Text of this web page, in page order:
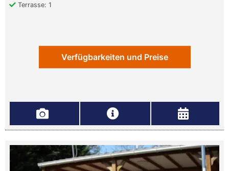
Terrasse: 1
Verfügbarkeiten und Preise